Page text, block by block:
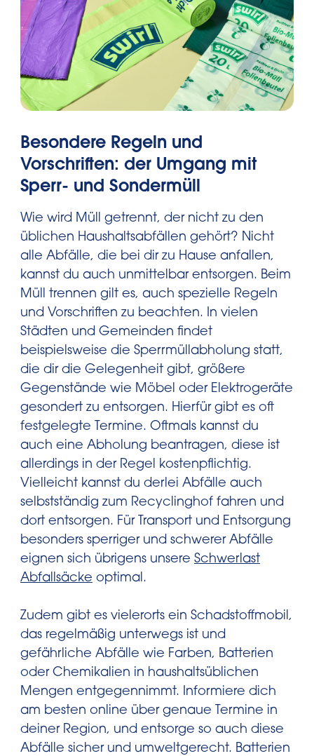
Besondere Regeln und
Vorschriften: der Umgang mit
Sperr- und Sondermüll
Wie wird Müll getrennt, der nicht zu den
üblichen Haushaltsabfällen gehört? Nicht
alle Abfälle, die bei dir zu Hause anfallen,
kannst du auch unmittelbar entsorgen. Beim
Müll trennen gilt es, auch spezielle Regeln
und Vorschriften zu beachten. In vielen
Städten und Gemeinden findet
beispielsweise die Sperrmüllabholung statt,
die dir die Gelegenheit gibt, größere
Gegenstände wie Möbel oder Elektrogeräte
gesondert zu entsorgen. Hierfür gibt es oft
festgelegte Termine. Oftmals kannst du
auch eine Abholung beantragen, diese ist
allerdings in der Regel kostenpflichtig.
Vielleicht kannst du derlei Abfälle auch
selbstständig zum Recyclinghof fahren und
dort entsorgen. Für Transport und Entsorgung
besonders sperriger und schwerer Abfälle
eignen sich übrigens unsere Schwerlast
Abfallsäcke optimal.
Zudem gibt es vielerorts ein Schadstoffmobil,
das regelmäßig unterwegs ist und
gefährliche Abfälle wie Farben, Batterien
oder Chemikalien in haushaltsüblichen
Mengen entgegennimmt. Informiere dich
am besten online über genaue Termine in
deiner Region, und entsorge so auch diese
Abfälle sicher und umweltgerecht. Batterien